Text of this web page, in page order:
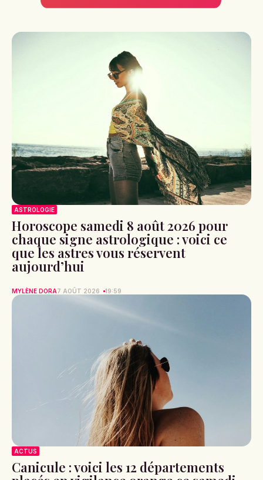
ASTROLOGIE
Horoscope samedi 8 août 2026 pour
chaque signe astrologique : voici ce
que les astres vous réservent
aujourd’hui
MYLÈNE DORA7 AOÛT 2026 19:59
ACTUS
Canicule : voici les 12 départements